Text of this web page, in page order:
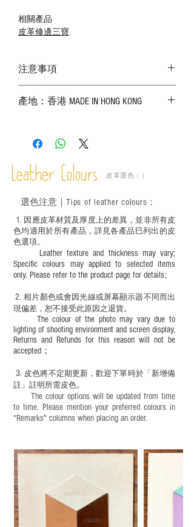
相關產品
皮革修邊三寶
注意事項
實物為準；
－ 植鞣皮革容易受環境、使用程度等產生
成後定期在皮面塗上皮革專用清潔劑及貂
鼠油等；
適合六歲以下兒童使用；六至十二歲兒童
必須由成年人陪同下使用並應小心處理。
產地：香港 MADE IN HONG KONG
Leather Colours 皮革選色：）
1. ​ 因應皮革材質及厚度上的差異，並非所有皮
色均適用於所有產品，詳見各產品巳列出的皮
色選項。
Leather texture and thickness may vary;
Specific colours may applied to selected items
only. Please refer to the product page for details;
​2.相片顏色或會因光線或屏幕顯示器不同而出
現偏差，恕不接受此原因之退貨。
The colour of the photo may vary due to
lighting of shooting environment and screen display,
Returns and Refunds for this reason will not be
accepted；
3. 皮色將不定期更新，歡迎下單時於「新增備
註」註明 所需皮色。
The colour options will be updated from time
to time. Please mention your preferred colours in
“Remarks" columns when placing an order.
選色注意｜ Tips of leather colours ：